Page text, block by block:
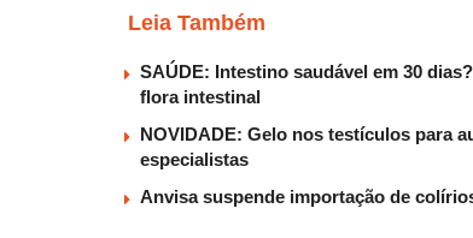
Leia Também
SAÚDE: Intestino saudável em 30
flora intestinal
NOVIDADE: Gelo nos testículos para
especialistas
Anvisa suspende importação de